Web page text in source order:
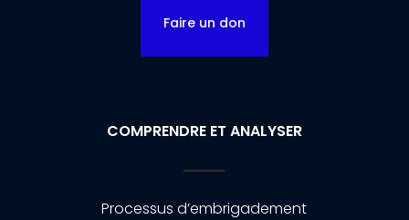
Faire un don
COMPRENDRE ET ANALYSER
Processus d’embrigadement